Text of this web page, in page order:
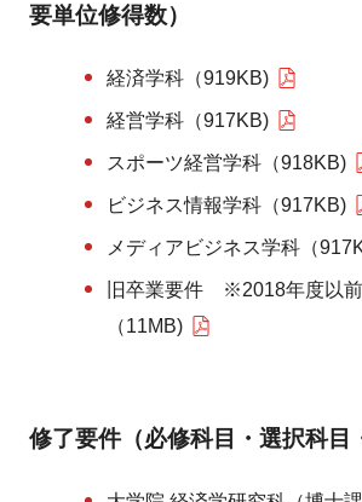
要単位修得数）
経済学科（919KB)
経営学科（917KB)
スポーツ経営学科（918KB)
ビジネス情報学科（917KB)
メディアビジネス学科（
旧卒業要件 ※2018年度以
（11MB)
修了要件（必修科目・選択科目